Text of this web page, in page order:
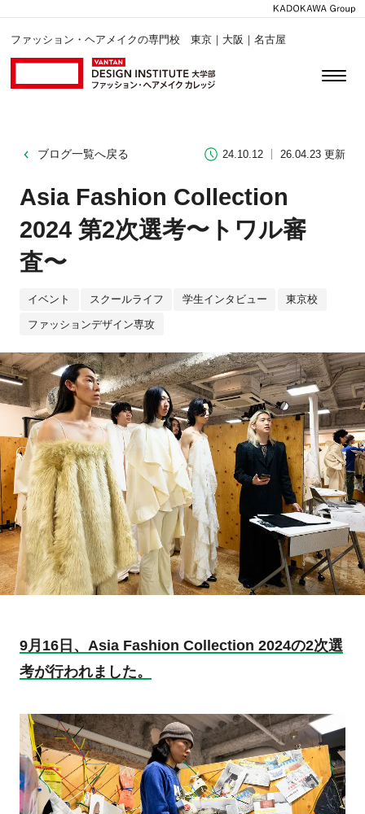
ファッション・ヘアメイクの専門校 東京｜大阪｜名古屋
ブログ一覧へ戻る 24.10.12 26.04.23 更新
Asia Fashion Collection
2024 第2次選考〜トワル審
査〜
イベント スクールライフ 学生インタビュー 東京校
ファッションデザイン専攻
9月16日、Asia Fashion Collection 2024の2次選
考が行われました。